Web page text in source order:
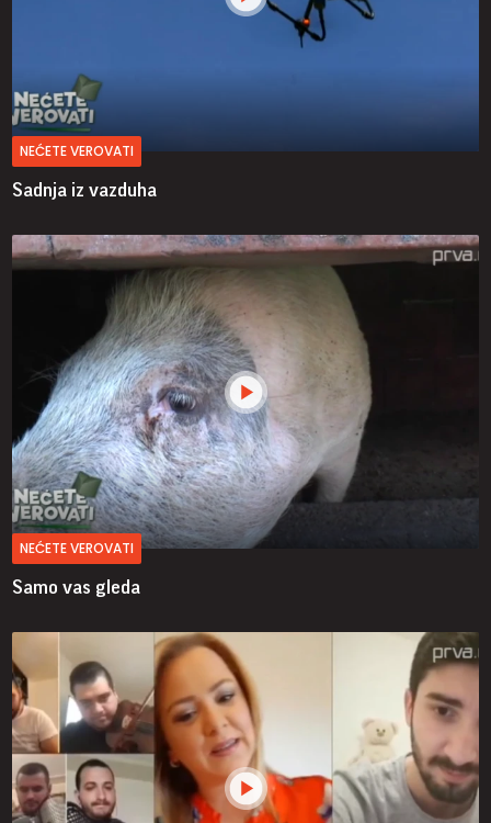
NEĆETE VEROVATI
Sadnja iz vazduha
NEĆETE VEROVATI
Samo vas gleda